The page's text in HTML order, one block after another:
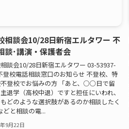
相談会10/28日新宿エルタワー 不
談･講演・保護者会
談会10/28日新宿エルタワー 03-53937-
登校電話相談窓口のお知らせ 不登校、特
不登校でお悩みの方 「あと、○○日で留
退学（高校中退）ですと担任にいわれ、
どのような選択肢があるのか相談したく
どと相談の電...
9月22日